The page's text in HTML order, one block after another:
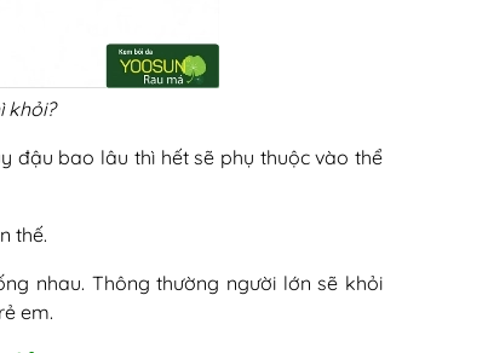
khỏi?
đậu bao lâu thì hết sẽ phụ thuộc vào thể
thế.
nhau. Thông thường người lớn sẽ khỏi
em.